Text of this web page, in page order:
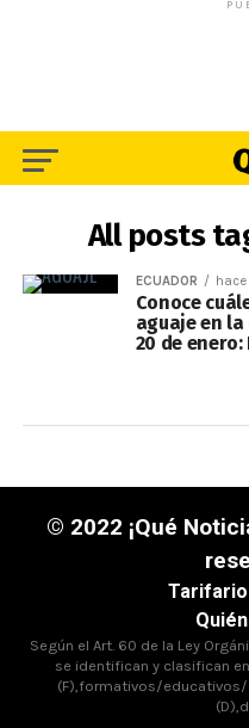
All posts
ECUADOR
Conoce
aguaje en
20 de
© 2022 ¡Qué
Según el Art. 60 de la Ley
se identifican y clasifican
(F),formativos/educativos/